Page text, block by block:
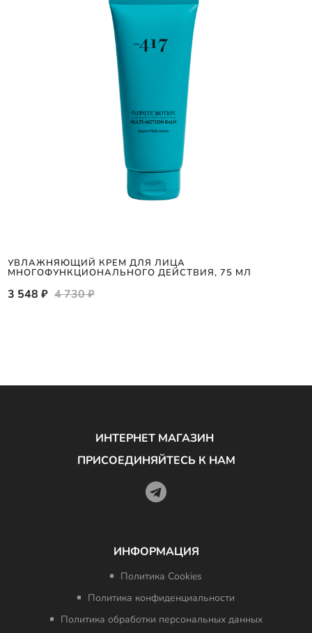
УВЛАЖНЯЮЩИЙ КРЕМ ДЛЯ ЛИЦА
МНОГОФУНКЦИОНАЛЬНОГО ДЕЙСТВИЯ, 75 МЛ
3 548 ₽ 4 730 ₽
ИНТЕРНЕТ МАГАЗИН
ПРИСОЕДИНЯЙТЕСЬ К НАМ
ИНФОРМАЦИЯ
Политика Cookies
Политика конфиденциальности
Политика обработки персональных данных